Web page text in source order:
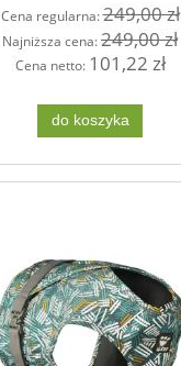
Cena regularna:249,00 zł
Najniższa cena:249,00 zł
Cena netto: 101,22 zł
do koszyka